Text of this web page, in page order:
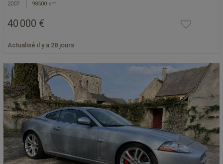
2007 98500 km
40 000 €
Actualisé il y a 28 jours